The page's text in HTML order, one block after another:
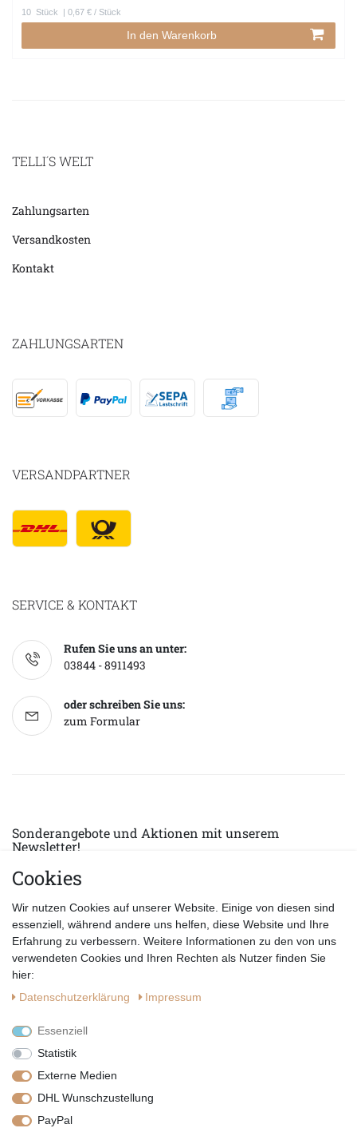
10 Stück | 0,67 € / Stück
In den Warenkorb
TELLI´S WELT
Zahlungsarten
Versandkosten
Kontakt
ZAHLUNGSARTEN
VERSANDPARTNER
SERVICE & KONTAKT
Rufen Sie uns an unter:
03844 - 8911493
oder schreiben Sie uns:
zum Formular
Sonderangebote und Aktionen mit unserem
Newsletter!
E-MAIL *
Datenschutzerklärung
Vertrag widerrufen
Cookies
Wir nutzen Cookies auf unserer Website. Einige von diesen sind
essenziell, während andere uns helfen, diese Website und Ihre
Erfahrung zu verbessern. Weitere Informationen zu den von uns
verwendeten Cookies und Ihren Rechten als Nutzer finden Sie
hier:
Daten­schutz­erklärung
Impressum
Essenziell
Statistik
Externe Medien
DHL Wunschzustellung
PayPal